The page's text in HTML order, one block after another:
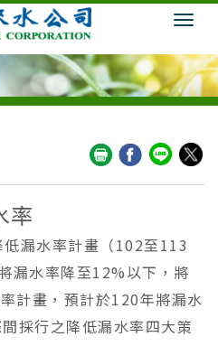
率
漏水率計畫（102至113
漏水率降至12%以下，將
計畫，預計於120年將漏水
採行之降低漏水率四大策